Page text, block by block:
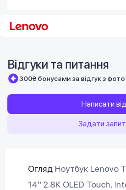
Відгуки та питання
300₴ бонусами за відгук з фото
Написати
Задати
Огляд Ноутбук Lenovo
14" 2.8K OLED Touch,